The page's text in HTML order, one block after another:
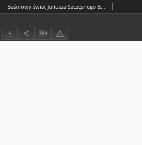
Baśniowy świat Juliusza Szczęsnego Batury w ekslibrisie i małej grafice : katalog wystawy